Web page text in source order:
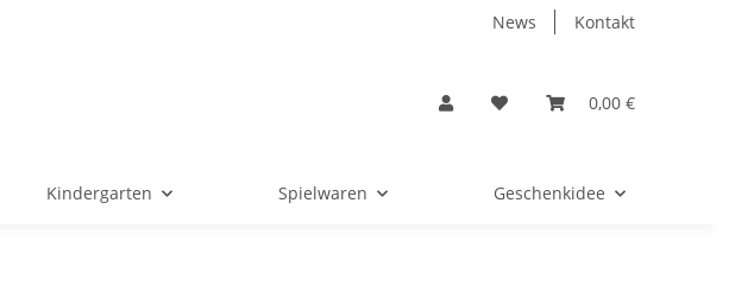
News Kontakt
0,00 €
Kindergarten Spielwaren Geschenkidee